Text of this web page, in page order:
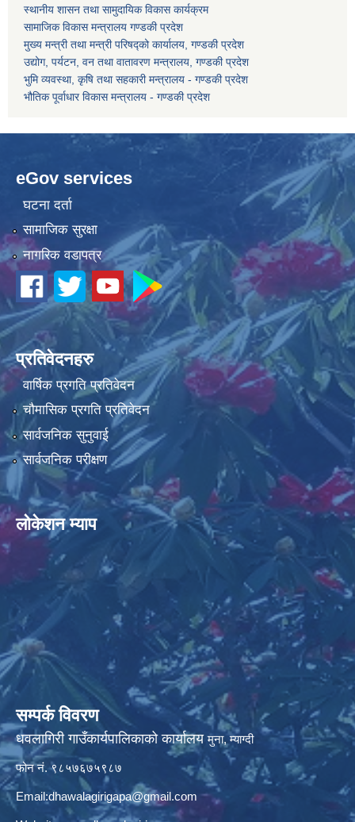
स्थानीय शासन तथा सामुदायिक विकास कार्यक्रम
सामाजिक विकास मन्त्रालय गण्डकी प्रदेश
मुख्य मन्त्री तथा मन्त्री परिषद्को कार्यालय, गण्डकी प्रदेश
उद्योग, पर्यटन, वन तथा वातावरण मन्त्रालय, गण्डकी प्रदेश
भुमि व्यवस्था, कृषि तथा सहकारी मन्त्रालय - गण्डकी प्रदेश
भौतिक पूर्वाधार विकास मन्त्रालय - गण्डकी प्रदेश
eGov services
घटना दर्ता
सामाजिक सुरक्षा
नागरिक वडापत्र
प्रतिवेदनहरु
वार्षिक प्रगति प्रतिवेदन
चौमासिक प्रगति प्रतिवेदन
सार्वजनिक सुनुवाई
सार्वजनिक परीक्षण
लोकेशन म्याप
सम्पर्क विवरण
धवलागिरी गाउँकार्यपालिकाको कार्यालयमुना, म्याग्दी
फोन नं. ९८५७६७५९८७
Email:dhawalagirigapa@gmail.com